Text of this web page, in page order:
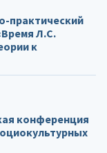
практический
Л.С.
к
конференция